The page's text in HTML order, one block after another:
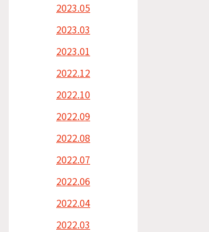
2023.05
2023.03
2023.01
2022.12
2022.10
2022.09
2022.08
2022.07
2022.06
2022.04
2022.03